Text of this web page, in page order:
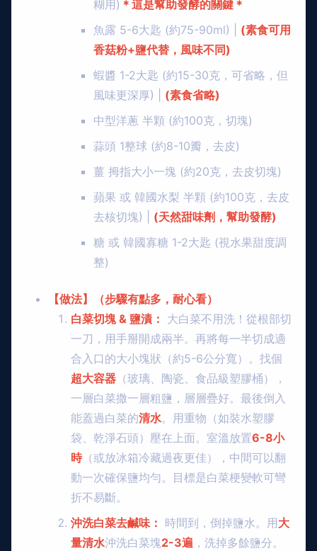
糊用) ＊這是幫助發酵的關鍵＊
魚露 5-6大匙 (約75-90ml) | (素食可用
香菇粉+鹽代替，風味不同)
蝦醬 1-2大匙 (約15-30克，可省略，但
風味更深厚) | (素食省略)
中型洋蔥 半顆 (約100克，切塊)
蒜頭 1整球 (約8-10瓣，去皮)
薑 拇指大小一塊 (約20克，去皮切塊)
蘋果 或 韓國水梨 半顆 (約100克，去皮
去核切塊) | (天然甜味劑，幫助發酵)
糖 或 韓國寡糖 1-2大匙 (視水果甜度調
整)
【做法】（步驟有點多，耐心看）
白菜切塊 & 鹽漬： 大白菜不用洗！從根部切
一刀，用手掰開成兩半。再將每一半切成適
合入口的大小塊狀（約5-6公分寬）。找個
超大容器 （玻璃、陶瓷、食品級塑膠桶），
一層白菜撒一層粗鹽，層層疊好。最後倒入
能蓋過白菜的清水。用重物（如裝水塑膠
袋、乾淨石頭）壓在上面。室溫放置6-8小
時（或放冰箱冷藏過夜更佳），中間可以翻
動一次確保鹽均勻。目標是白菜梗變軟可彎
折不易斷。
沖洗白菜去鹹味： 時間到，倒掉鹽水。用大
量清水沖洗白菜塊2-3遍 ，洗掉多餘鹽分。